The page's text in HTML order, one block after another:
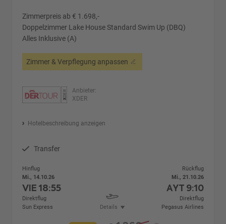
Zimmerpreis ab € 1.698,-
Doppelzimmer Lake House Standard Swim Up (DBQ)
Alles Inklusive (A)
Zimmer & Verpflegung anpassen
Anbieter:
XDER
Hotelbeschreibung anzeigen
Transfer
Hinflug
Mi., 14.10.26
VIE18:55
Direktflug
Sun Express
Details
Rückflug
Mi., 21.10.26
AYT 9:10
Direktflug
Pegasus Airlines